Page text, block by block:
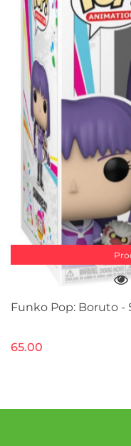
Funko Pop: Boruto -
65.00